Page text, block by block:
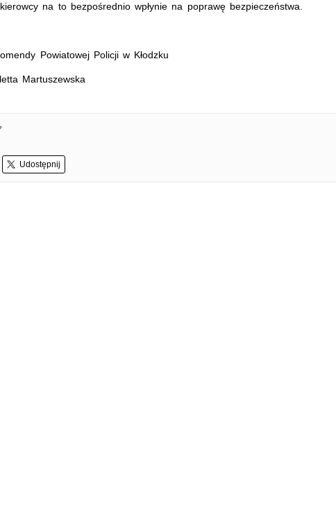
na to bezpośrednio wpłynie na poprawę bezpieczeństwa.
Powiatowej Policji w Kłodzku
Martuszewska
Udostępnij